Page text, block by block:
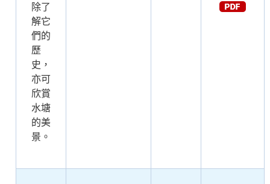
除了
解它
們的
歷
史，
亦可
欣賞
水塘
的美
景。